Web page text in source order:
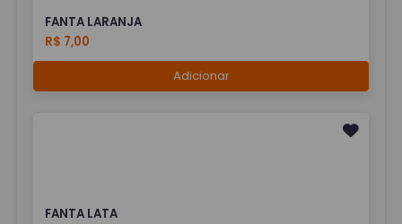
FANTA LARANJA
R$ 7,00
Adicionar
FANTA LATA